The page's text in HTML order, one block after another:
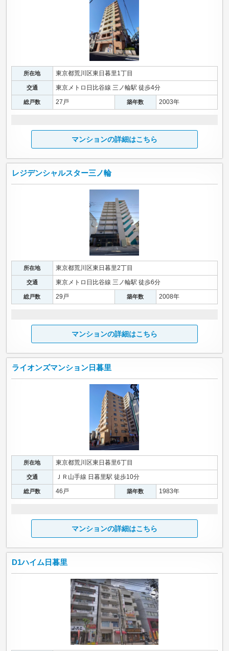
所在地 東京都荒川区東日暮里1丁目
交通 東京メトロ日比谷線 三ノ輪駅 徒歩4分
総戸数 27戸 築年数 2003年
マンションの詳細はこちら
レジデンシャルスター三ノ輪
所在地 東京都荒川区東日暮里2丁目
交通 東京メトロ日比谷線 三ノ輪駅 徒歩6分
総戸数 29戸 築年数 2008年
マンションの詳細はこちら
ライオンズマンション日暮里
所在地 東京都荒川区東日暮里6丁目
交通 ＪＲ山手線 日暮里駅 徒歩10分
総戸数 46戸 築年数 1983年
マンションの詳細はこちら
D1ハイム日暮里